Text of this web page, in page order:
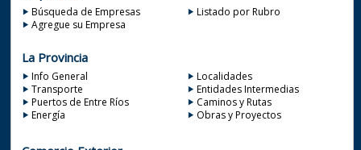
Búsqueda de Empresas
Listado por Rubro
Agregue su Empresa
La Provincia
Info General
Localidades
Transporte
Entidades Intermedias
Puertos de Entre Ríos
Caminos y Rutas
Energía
Obras y Proyectos